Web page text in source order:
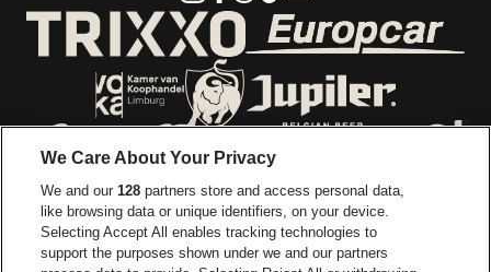
Ga naar de website van Trixxo
Ga naar de website van Voka Limburg
Ga naar de website van Coca-Cola
Ga naar de website van
Ga naar de
Ga naar de website van Champagne
Ga naar de website
We Care About Your Privacy
We and our128 partners store and access personal data,
like browsing data or unique identifiers, on your device.
Selecting Accept All enables tracking technologies to
support the purposes shown under we and our partners